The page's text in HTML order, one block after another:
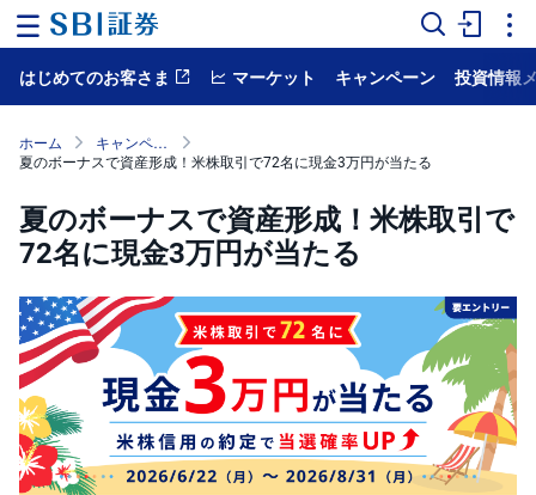
ー
ー
ケ
ッ
ト
NISA
国
内
株
式
外
国
はじめてのお客さま マーケット キャンペーン 投資情報
ホーム
キャンペーン・プログラム
夏のボーナスで資産形成！米株取引で72名に現金3万円が当たる
夏のボーナスで資産形成！米株取引で
72名に現金3万円が当たる